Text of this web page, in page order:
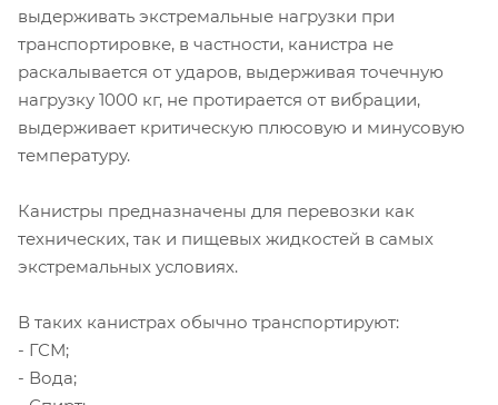
выдерживать экстремальные нагрузки при
транспортировке, в частности, канистра не
раскалывается от ударов, выдерживая точечную
нагрузку 1000 кг, не протирается от вибрации,
выдерживает критическую плюсовую и минусовую
температуру.
Канистры предназначены для перевозки как
технических, так и пищевых жидкостей в самых
экстремальных условиях.
В таких канистрах обычно транспортируют:
- ГСМ;
- Вода;